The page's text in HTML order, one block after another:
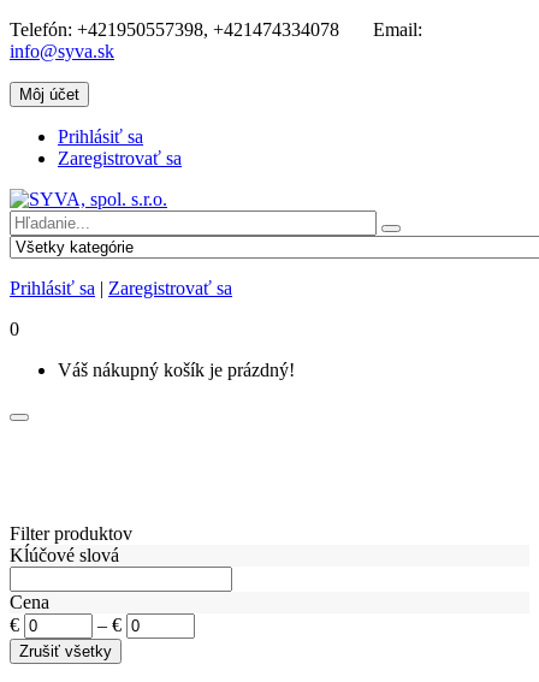
Telefón: +421950557398, +421474334078 Email:
info@syva.sk
Môj účet
Prihlásiť sa
Zaregistrovať sa
Prihlásiť sa | Zaregistrovať sa
0
Váš nákupný košík je prázdný!
Filter produktov
Kĺúčové slová
Cena
€
– €